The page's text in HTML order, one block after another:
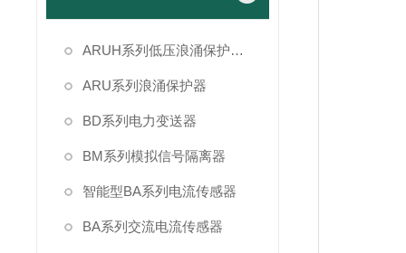
ARUH系列低压浪涌保护装置
ARU系列浪涌保护器
BD系列电力变送器
BM系列模拟信号隔离器
智能型BA系列电流传感器
BA系列交流电流传感器